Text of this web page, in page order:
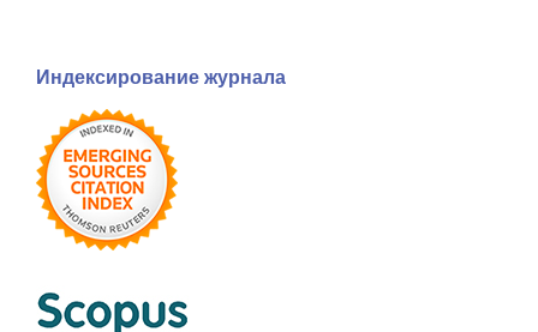
Индексирование журнала